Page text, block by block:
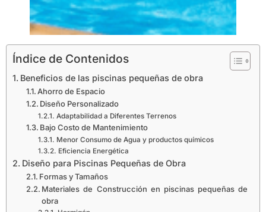
Índice de Contenidos
Beneficios de las piscinas pequeñas de obra
Ahorro de Espacio
Diseño Personalizado
Adaptabilidad a Diferentes Terrenos
Bajo Costo de Mantenimiento
Menor Consumo de Agua y productos químicos
Eficiencia Energética
Diseño para Piscinas Pequeñas de Obra
Formas y Tamaños
Materiales de Construcción en piscinas pequeñas de
obra